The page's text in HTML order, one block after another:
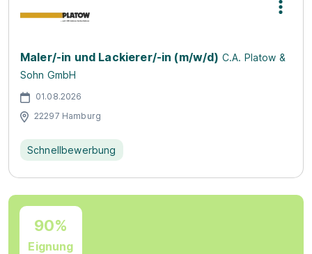
Maler/-in und Lackierer/-in (m/w/d) C.A. Platow &
Sohn GmbH
01.08.2026
22297 Hamburg
Schnellbewerbung
90%
Eignung